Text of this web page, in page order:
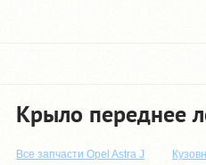
Крыло переднее
Все запчасти Opel Astra J